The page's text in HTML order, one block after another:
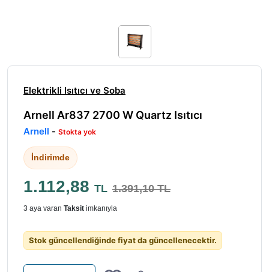
Elektrikli Isıtıcı ve Soba
Arnell Ar837 2700 W Quartz Isıtıcı
Arnell - Stokta yok
İndirimde
1.112,88 TL 1.391,10 TL
3 aya varan Taksit imkanıyla
Stok güncellendiğinde fiyat da güncellenecektir.